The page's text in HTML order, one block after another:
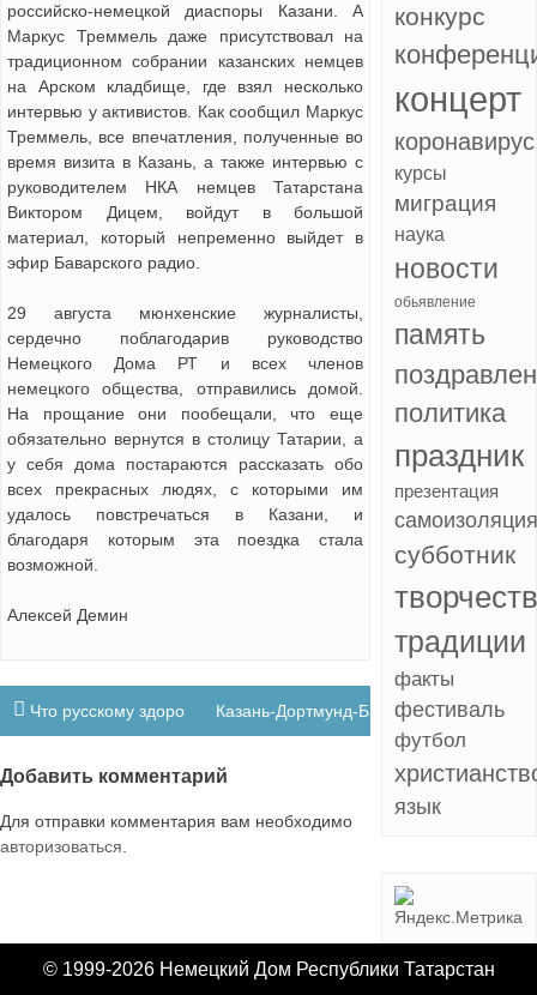
российско-немецкой диаспоры Казани. А
Маркус Треммель даже присутствовал на
традиционном собрании казанских немцев
на Арском кладбище, где взял несколько
интервью у активистов. Как сообщил Маркус
Треммель, все впечатления, полученные во
время визита в Казань, а также интервью с
руководителем НКА немцев Татарстана
Виктором Дицем, войдут в большой
материал, который непременно выйдет в
эфир Баварского радио.
29 августа мюнхенские журналисты,
сердечно поблагодарив руководство
Немецкого Дома РТ и всех членов
немецкого общества, отправились домой.
На прощание они пообещали, что еще
обязательно вернутся в столицу Татарии, а
у себя дома постараются рассказать обо
всех прекрасных людях, с которыми им
удалось повстречаться в Казани, и
благодаря которым эта поездка стала
возможной.
Алексей Демин
Навигация
по
записям
Что русскому здорово, то и немцу – gut
Казань-Дортмунд-Брауншвейг
Добавить комментарий
Для отправки комментария вам необходимо
авторизоваться.
конкурс
концерт
коронавирус
курсы
миграция
наука
новости
обьявление
память
политика
праздник
презентация
субботник
традиции
факты
фестиваль
футбол
язык
© 1999-2026 Немецкий Дом Республики Татарстан